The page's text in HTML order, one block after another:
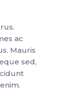
ac
Mauris
sed,